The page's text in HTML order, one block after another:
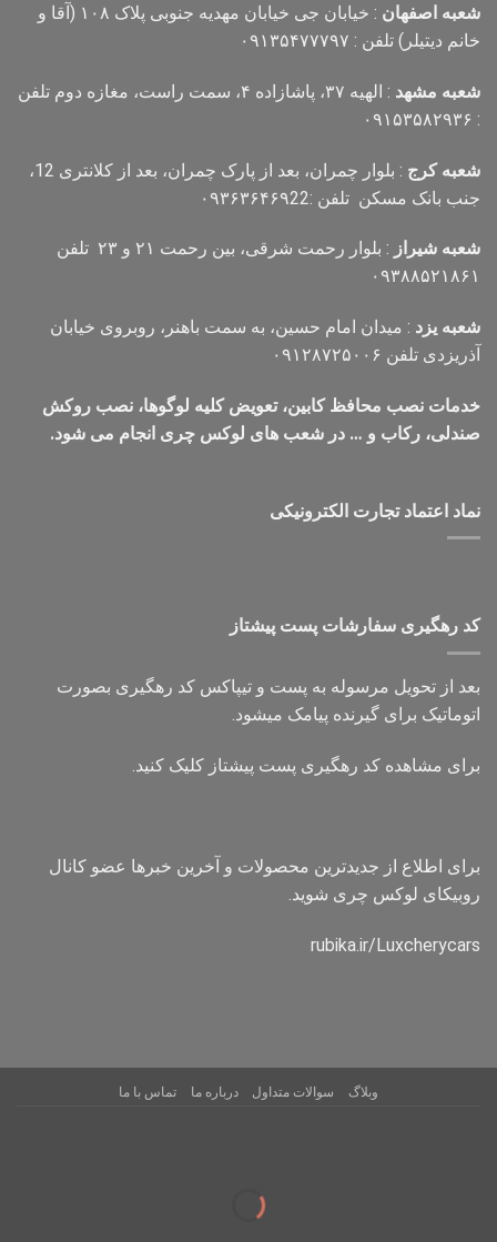
شعبه اصفهان
: خیابان جی خیابان مهدیه جنوبی پلاک ۱۰۸ (آقا و
خانم دیتیلر) تلفن : ۰۹۱۳۵۴۷۷۷۹۷
شعبه مشهد
: الهیه ۳۷، پاشازاده ۴، سمت راست، مغازه دوم تلفن
: ۰۹۱۵۳۵۸۲۹۳۶
شعبه کرج
: بلوار چمران، بعد از پارک چمران، بعد از کلانتری 12،
جنب بانک مسکن تلفن :۰۹۳۶۳۶۴۶۹22
شعبه شیراز
: بلوار رحمت شرقی، بین رحمت ۲۱ و ۲۳ تلفن
۰۹۳۸۸۵۲۱۸۶۱
شعبه یزد : میدان امام حسین، به سمت باهنر، روبروی خیابان
آذریزدی تلفن ۰۹۱۲۸۷۲۵۰۰۶
خدمات نصب محافظ کابین، تعویض کلیه لوگوها، نصب روکش
صندلی، رکاب و … در شعب های لوکس چری انجام می شود.
نماد اعتماد تجارت الكترونیكی
کد رهگیری سفارشات پست پیشتاز
بعد از تحویل مرسوله به پست و تیپاکس کد رهگیری بصورت
اتوماتیک برای گیرنده پیامک میشود.
برای مشاهده کد رهگیری پست پیشتاز کلیک کنید.
برای اطلاع از جدیدترین محصولات و آخرین خبرها عضو کانال
روبیکای لوکس چری شوید.
rubika.ir/Luxcherycars
وبلاگ سوالات متداول درباره ما تماس با ما